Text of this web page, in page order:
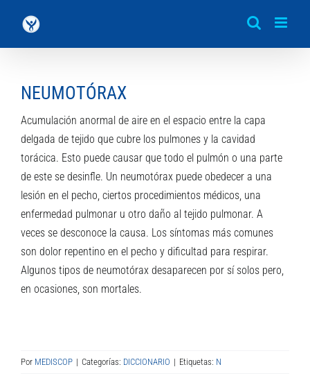
contenido
NEUMOTÓRAX
Acumulación anormal de aire en el espacio entre la capa
delgada de tejido que cubre los pulmones y la cavidad
torácica. Esto puede causar que todo el pulmón o una parte
de este se desinfle. Un neumotórax puede obedecer a una
lesión en el pecho, ciertos procedimientos médicos, una
enfermedad pulmonar u otro daño al tejido pulmonar. A
veces se desconoce la causa. Los síntomas más comunes
son dolor repentino en el pecho y dificultad para respirar.
Algunos tipos de neumotórax desaparecen por sí solos pero,
en ocasiones, son mortales.
Por MEDISCOP | Categorías: DICCIONARIO | Etiquetas: N